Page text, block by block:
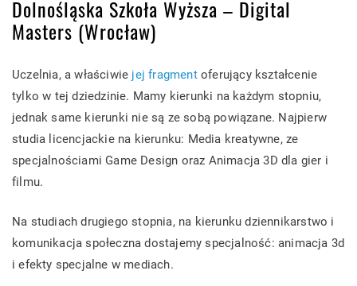
Dolnośląska Szkoła Wyższa – Digital
Masters (Wrocław)
Uczelnia, a właściwie jej fragmentoferujący kształcenie
tylko w tej dziedzinie. Mamy kierunki na każdym stopniu,
jednak same kierunki nie są ze sobą powiązane. Najpierw
studia licencjackie na kierunku: Media kreatywne, ze
specjalnościami Game Design oraz Animacja 3D dla gier i
filmu.
Na studiach drugiego stopnia, na kierunku dziennikarstwo i
komunikacja społeczna dostajemy specjalność: animacja 3d
i efekty specjalne w mediach.